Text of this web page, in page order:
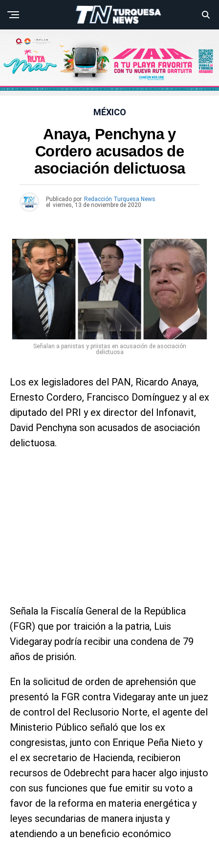
MÉXICO
Anaya, Penchyna y
Cordero acusados de
asociación delictuosa
Publicado por Redacción Turquesa News
el viernes, 13 de noviembre de 2020
Señalan a panistas y priistas en acusación de asociación
delictuosa
Los ex legisladores del PAN, Ricardo Anaya,
Ernesto Cordero, Francisco Domínguez y al ex
diputado del PRI y ex director del Infonavit,
David Penchyna son acusados de asociación
delictuosa.
Señala la Fiscalía General de la República
(FGR) que por traición a la patria, Luis
Videgaray podría recibir una condena de 79
años de prisión.
En la solicitud de orden de aprehensión que
presentó la FGR contra Videgaray ante un juez
de control del Reclusorio Norte, el agente del
Ministerio Público señaló que los ex
congresistas, junto con Enrique Peña Nieto y
el ex secretario de Hacienda, recibieron
recursos de Odebrecht para hacer algo injusto
con sus funciones que fue emitir su voto a
favor de la reforma en materia energética y
leyes secundarias de manera injusta y
atendiendo a un beneficio económico